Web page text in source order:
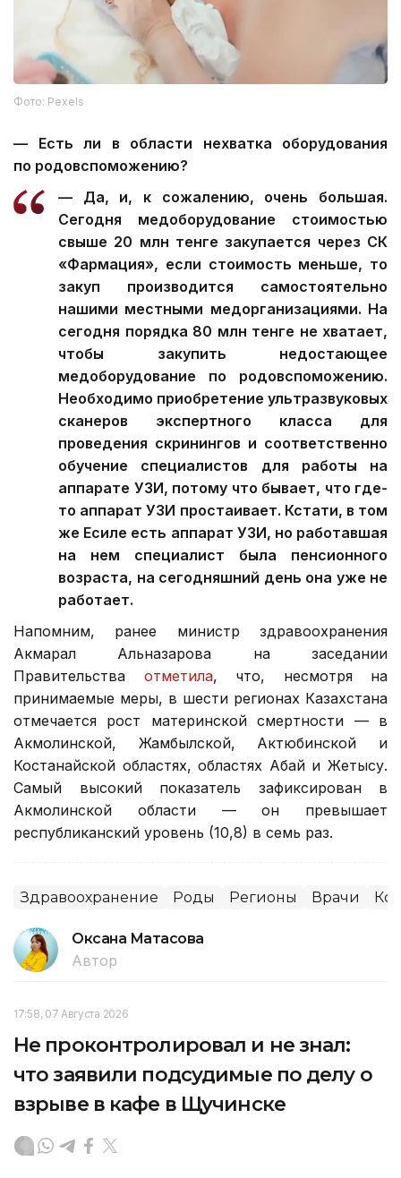
Фото: Pexels
— Есть ли в области нехватка оборудования
по родовспоможению?
— Да, и, к сожалению, очень большая.
Сегодня медоборудование стоимостью
свыше 20 млн тенге закупается через СК
«Фармация», если стоимость меньше, то
закуп производится самостоятельно
нашими местными медорганизациями. На
сегодня порядка 80 млн тенге не хватает,
чтобы закупить недостающее
медоборудование по родовспоможению.
Необходимо приобретение ультразвуковых
сканеров экспертного класса для
проведения скринингов и соответственно
обучение специалистов для работы на
аппарате УЗИ, потому что бывает, что где-
то аппарат УЗИ простаивает. Кстати, в том
же Есиле есть аппарат УЗИ, но работавшая
на нем специалист была пенсионного
возраста, на сегодняшний день она уже не
работает.
Напомним, ранее министр здравоохранения
Акмарал Альназарова на заседании
Правительства отметила, что, несмотря на
принимаемые меры, в шести регионах Казахстана
отмечается рост материнской смертности — в
Акмолинской, Жамбылской, Актюбинской и
Костанайской областях, областях Абай и Жетысу.
Самый высокий показатель зафиксирован в
Акмолинской области — он превышает
республиканский уровень (10,8) в семь раз.
Здравоохранение Роды Регионы Врачи
Оксана Матасова
Автор
17:58, 07 Августа 2026
Не проконтролировал и не знал:
что заявили подсудимые по делу о
взрыве в кафе в Щучинске